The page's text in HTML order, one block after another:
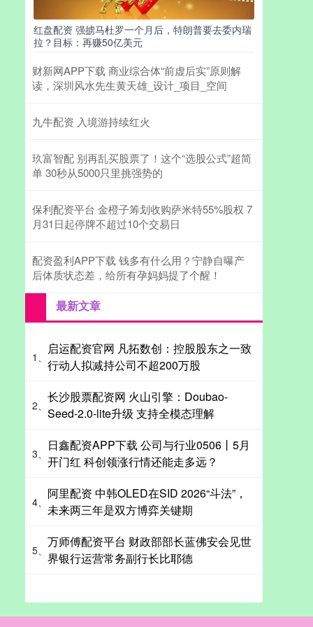
红盘配资 强掳马杜罗一个月后，特朗普要去委内瑞
拉？目标：再赚50亿美元
财新网APP下载 商业综合体“前虚后实”原则解
读，深圳风水先生黄天雄_设计_项目_空间
九牛配资 入境游持续红火
玖富智配 别再乱买股票了！这个“选股公式”超简
单 30秒从5000只里挑强势的
保利配资平台 金橙子筹划收购萨米特55%股权 7
月31日起停牌不超过10个交易日
配资盈利APP下载 钱多有什么用？宁静自曝产
后体质状态差，给所有孕妈妈提了个醒！
最新文章
1、
启运配资官网 凡拓数创：控股股东之一致
行动人拟减持公司不超200万股
2、
长沙股票配资网 火山引擎：Doubao-
Seed-2.0-lite升级 支持全模态理解
3、
日鑫配资APP下载 公司与行业0506丨5月
开门红 科创领涨行情还能走多远？
4、
阿里配资 中韩OLED在SID 2026“斗法”，
未来两三年是双方博弈关键期
5、
万师傅配资平台 财政部部长蓝佛安会见世
界银行运营常务副行长比耶德